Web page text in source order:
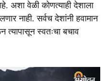
अशा वेळी कोणत्याही देशाला
नाही. सर्वच देशांनी हवामान
त्यापासून स्वतःचा बचाव